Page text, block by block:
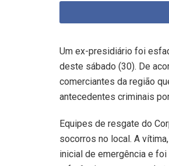
Um ex-presidiário foi
deste sábado (30). De
comerciantes da região
antecedentes criminais
Equipes de resgate do
socorros no local. A
inicial de emergência e